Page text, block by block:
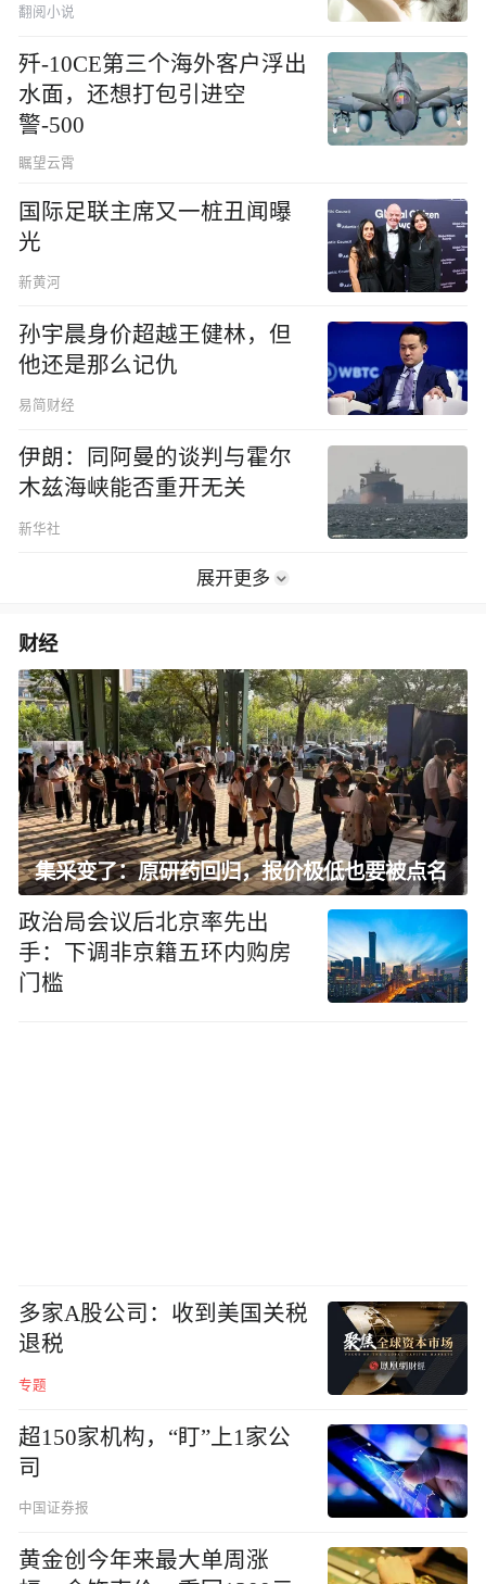
翻阅小说
歼-10CE第三个海外客户浮出
水面，还想打包引进空
警-500
瞩望云霄
国际足联主席又一桩丑闻曝
光
新黄河
孙宇晨身价超越王健林，但
他还是那么记仇
易简财经
伊朗：同阿曼的谈判与霍尔
木兹海峡能否重开无关
新华社
展开更多
财经
集采变了：原研药回归，报价极低也要被点名
政治局会议后北京率先出
手：下调非京籍五环内购房
门槛
多家A股公司：收到美国关税
退税
专题
超150家机构，“盯”上1家公
司
中国证券报
黄金创今年来最大单周涨